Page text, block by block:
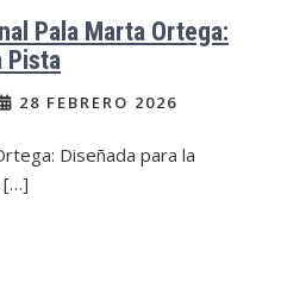
Pala Marta Ortega:
Pista
28 FEBRERO 2026
Diseñada para la
[…]